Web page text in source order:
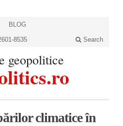
BLOG
8535 Search
geopolitice
climatice în